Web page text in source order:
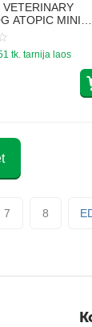
VETERINARY
ATOPIC MINI
TÕUGU
KOERTELE,
tk. tarnija laos
7 8